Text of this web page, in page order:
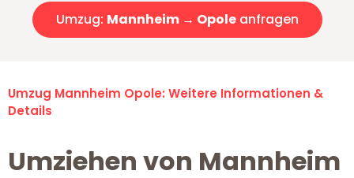
Umzug: Mannheim → Opoleanfragen
Umzug Mannheim Opole: Weitere Informationen &
Details
Umziehen von Mannheim